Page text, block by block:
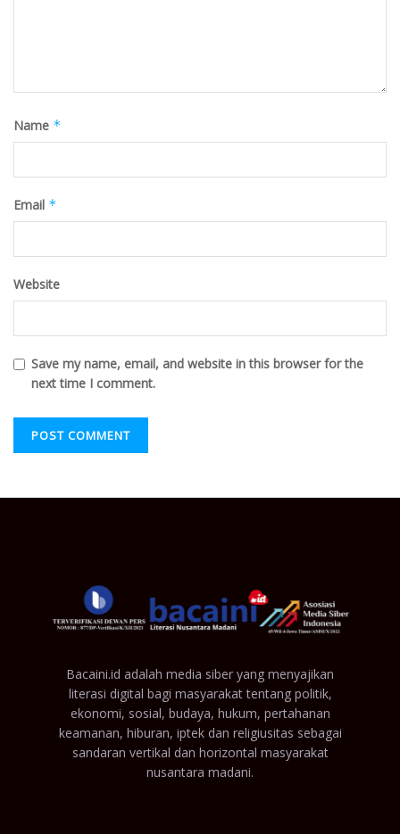
Name *
Email *
Website
Save my name, email, and website in this browser for the
next time I comment.
Bacaini.id adalah media siber yang menyajikan
literasi digital bagi masyarakat tentang politik,
ekonomi, sosial, budaya, hukum, pertahanan
keamanan, hiburan, iptek dan religiusitas sebagai
sandaran vertikal dan horizontal masyarakat
nusantara madani.